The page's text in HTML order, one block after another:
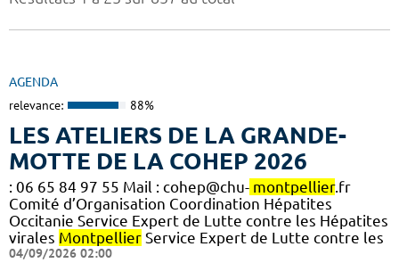
AGENDA
relevance: 88%
LES ATELIERS DE LA GRANDE-
MOTTE DE LA COHEP 2026
: 06 65 84 97 55 Mail : cohep@chu- montpellier.fr
Comité d’Organisation Coordination Hépatites
Occitanie Service Expert de Lutte contre les Hépatites
virales Montpellier Service Expert de Lutte contre les
04/09/2026 02:00